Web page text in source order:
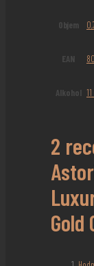
Objem
EAN
Alkohol
2
Gold